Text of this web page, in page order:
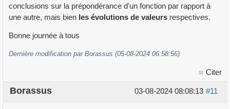
conclusions sur la prépondérance d'un fonction par rapport à
une autre, mais bien les évolutions de valeurs respectives.
Bonne journée à tous
Dernière modification par Borassus (05-08-2024 06:58:56)
Citer
#11
03-08-2024 08:08:13
Borassus